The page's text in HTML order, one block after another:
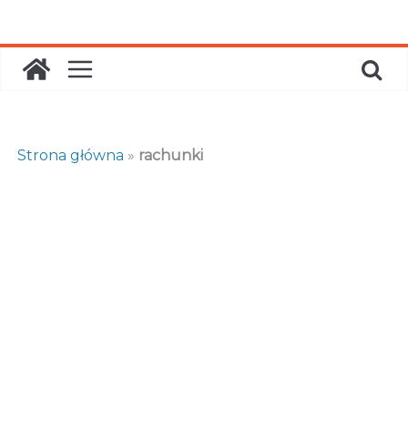
content
Strona główna » rachunki